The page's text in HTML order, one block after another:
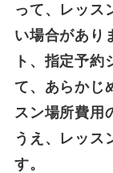
って、レッス
い場合があり
ト、指定予
て、あらかじ
スン場所費用
うえ、レッス
す。